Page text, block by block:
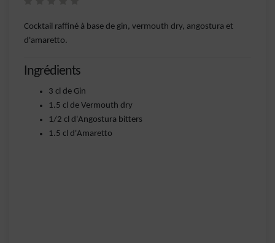
Cocktail raffiné à base de gin, vermouth dry, angostura et
d'amaretto.
Ingrédients
3 cl de Gin
1.5 cl de Vermouth dry
1/2 cl d'Angostura bitters
1.5 cl d'Amaretto